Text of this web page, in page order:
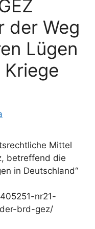
der Weg
Lügen
Mittel
betreffend die
in Deutschland“
nr21-
brd-gez/